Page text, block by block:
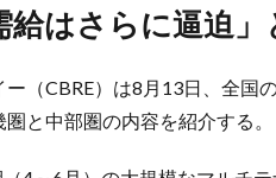
需給はさらに逼迫
ー（CBRE）は8月13日、全国
と中部圏の内容を紹介する。